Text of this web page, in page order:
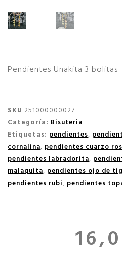
Pendientes Unakita 3 bolitas
SKU 251000000027
Categoría: Bisuteria
Etiquetas: pendientes,
cornalina, pendientes cuarzo
pendientes labradorita,
malaquita, pendientes ojo de
pendientes rubi, pendientes